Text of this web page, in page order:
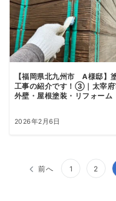
【福岡県北九州市 A様邸】
工事の紹介です！③｜太宰府
外壁・屋根塗装・リフォーム
2026年2月6日
前へ 1 2